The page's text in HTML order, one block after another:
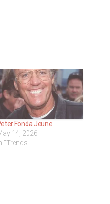
Fonda Jeune
14, 2026
"Trends"